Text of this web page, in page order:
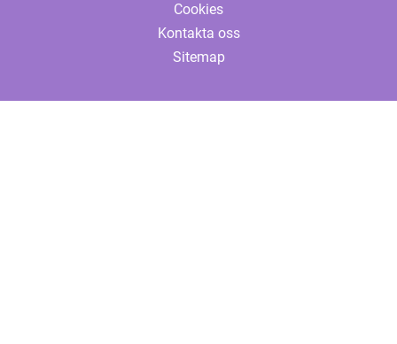
Cookies
Kontakta oss
Sitemap